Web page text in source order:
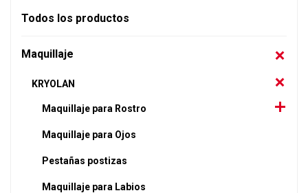
Todos los productos
Maquillaje
KRYOLAN
Maquillaje para Rostro
Maquillaje para Ojos
Pestañas postizas
Maquillaje para Labios